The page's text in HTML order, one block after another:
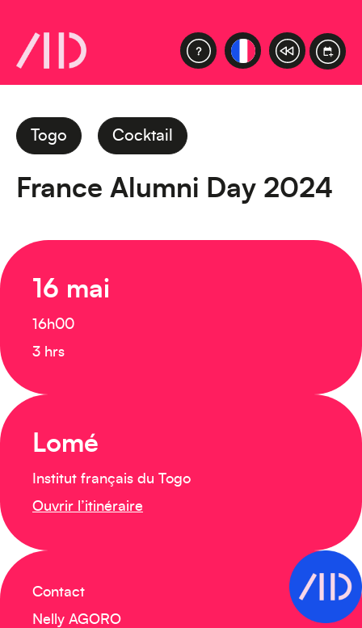
Togo Cocktail
France Alumni Day 2024
16 mai
16h00
3 hrs
Lomé
Institut français du Togo
Ouvrir l’itinéraire
Contact
Nelly AGORO